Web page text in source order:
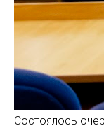
Состоялось